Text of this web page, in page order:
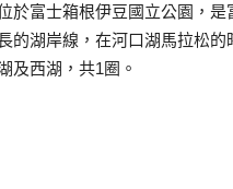
於富士箱根伊豆國立公園，
的湖岸線，在河口湖馬拉松
及西湖，共1圈。